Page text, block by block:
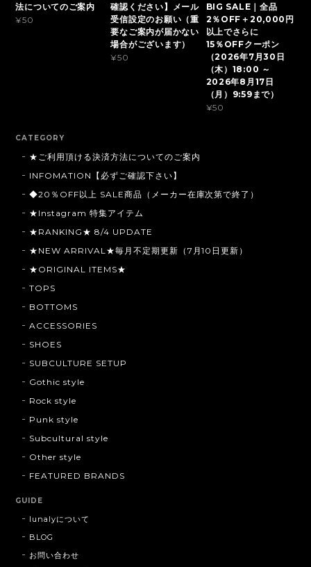
法についてのご案内
¥50
確認ください】メール
受信設定のお願い（重
要なご案内が届かない
場合がございます）
¥50
BIG SALE｜全品
2％OFF＋20,000円
以上でさらに
15％OFFクーポン
（2026年7月30日
（木）18:00 ～
2026年8月17日
（月）9:59まで）
¥50
CATEGORY
★ご利用頂ける決済方法についてのご案内
INFOMATION【必ずご確認下さい】
◆20％OFF以上 SALE商品（メーカー在庫次第で終了）
★Instagram 特集アイテム
★RANKING★ 8/4 UPDATE
★NEW ARRIVAL★毎月不定期更新（7月10日更新）
★ORIGINAL ITEMS★
TOPS
BOTTOMS
ACCESSORIES
SHOES
SUBCULTURE SETUP
Gothic style
Rock style
Punk style
Subcultural style
Other style
FEATURED BRANDS
GUIDE
lunalyについて
BLOG
お問い合わせ